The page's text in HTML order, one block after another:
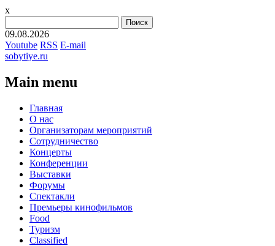
x
09.08.2026
Youtube RSS E-mail
sobytiye.ru
Main menu
Skip
content
Главная
О нас
Организаторам мероприятий
Сотрудничество
Концерты
Конференции
Выставки
Форумы
Спектакли
Премьеры кинофильмов
Food
Туризм
Сlassified